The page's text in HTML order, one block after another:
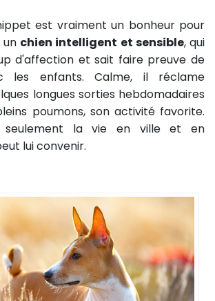
est vraiment un bonheur pour
un chien intelligent et sensible, qui
d'affection et sait faire preuve de
les enfants. Calme, il réclame
longues sorties hebdomadaires
poumons, son activité favorite.
seulement la vie en ville et en
lui convenir.